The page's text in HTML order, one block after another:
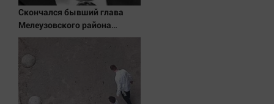
Обсуждаем
Отдых
Скончался бывший глава
Мелеузовского района
Башкирии Малик Вахитов